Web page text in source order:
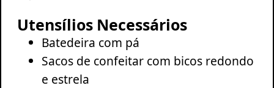
Utensílios Necessários
Batedeira com pá
Sacos de confeitar com bicos redondo
e estrela